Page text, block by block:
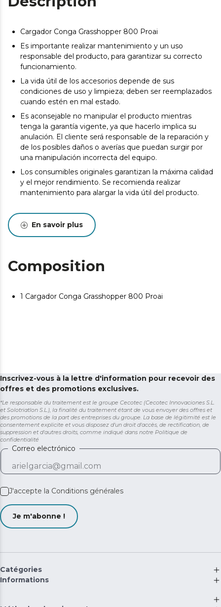
Cargador Conga Grasshopper 800 Proai
Es importante realizar mantenimiento y un uso
responsable del producto, para garantizar su correcto
funcionamiento.
La vida útil de los accesorios depende de sus
condiciones de uso y limpieza; deben ser reemplazados
cuando estén en mal estado.
Es aconsejable no manipular el producto mientras
tenga la garantía vigente, ya que hacerlo implica su
anulación. El cliente será responsable de la reparación y
de los posibles daños o averías que puedan surgir por
una manipulación incorrecta del equipo.
Los consumibles originales garantizan la máxima calidad
y el mejor rendimiento. Se recomienda realizar
mantenimiento para alargar la vida útil del producto.
En savoir plus
Composition
1 Cargador Conga Grasshopper 800 Proai
Inscrivez-vous à la lettre d'information pour recevoir des
offres et des promotions exclusives.
*Le responsable du traitement est le groupe Cecotec (Cecotec Innovaciones S.L.
et Solotriatlon S.L.), la finalité du traitement étant de vous envoyer des offres et
des promotions de la part des entreprises du groupe. La base de légitimité est le
consentement explicite et vous disposez d'un droit d'accès, de rectification, de
suppression et d'autres droits, comme indiqué dans notre Politique de
confidentialité
Correo electrónico
J'accepte la Conditions générales
Je m'abonne !
Catégories
Informations